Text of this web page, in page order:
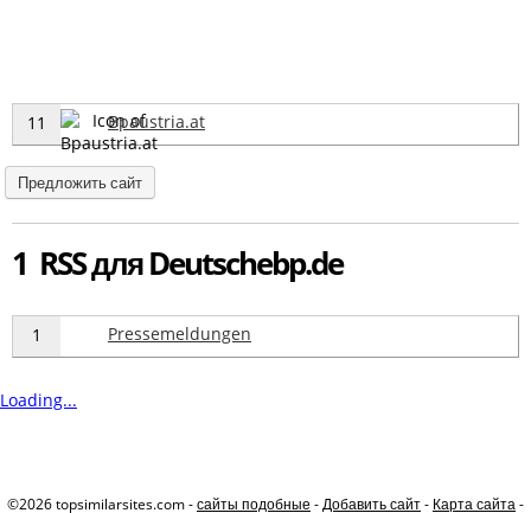
11 Bpaustria.at
Предложить сайт
1 RSS для Deutschebp.de
1 Pressemeldungen
Loading...
©2026 topsimilarsites.com -сайты подобные -Добавить сайт- Карта сайта-